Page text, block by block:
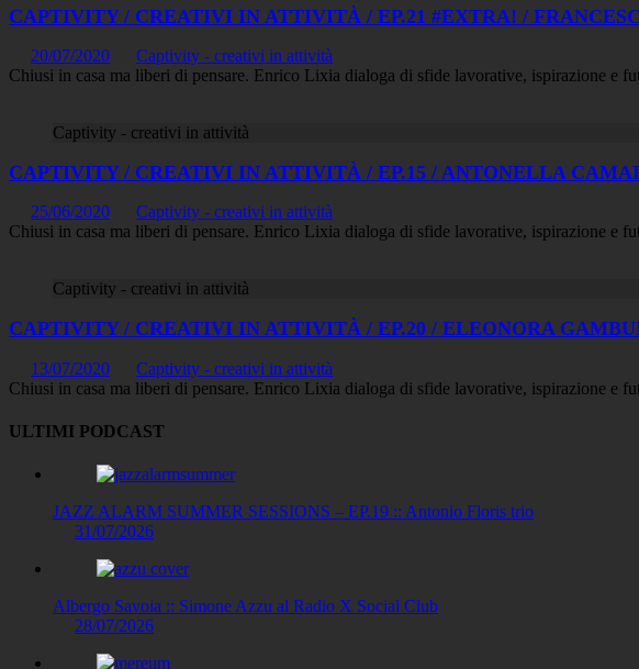
CAPTIVITY / CREATIVI IN ATTIVITÀ / EP.21 #EXTRA! /
20/07/2020
Captivity - creativi in attività
Chiusi in casa ma liberi di pensare. Enrico Lixia dialoga di sfide lavorative, ispirazione e
Captivity - creativi in attività
CAPTIVITY / CREATIVI IN ATTIVITÀ / EP.15 / ANTONELLA
25/06/2020
Captivity - creativi in attività
Chiusi in casa ma liberi di pensare. Enrico Lixia dialoga di sfide lavorative, ispirazione e
Captivity - creativi in attività
CAPTIVITY / CREATIVI IN ATTIVITÀ / EP.20 / ELEONORA
13/07/2020
Captivity - creativi in attività
Chiusi in casa ma liberi di pensare. Enrico Lixia dialoga di sfide lavorative, ispirazione e
ULTIMI PODCAST
JAZZ ALARM SUMMER SESSIONS – EP.19 :: Antonio Floris trio
31/07/2026
Albergo Savoia :: Simone Azzu al Radio X Social Club
28/07/2026